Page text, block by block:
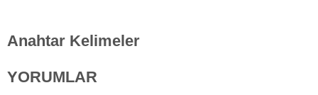
Anahtar Kelimeler
YORUMLAR